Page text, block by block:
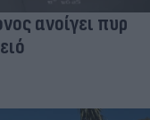
ανοίγει πυρ